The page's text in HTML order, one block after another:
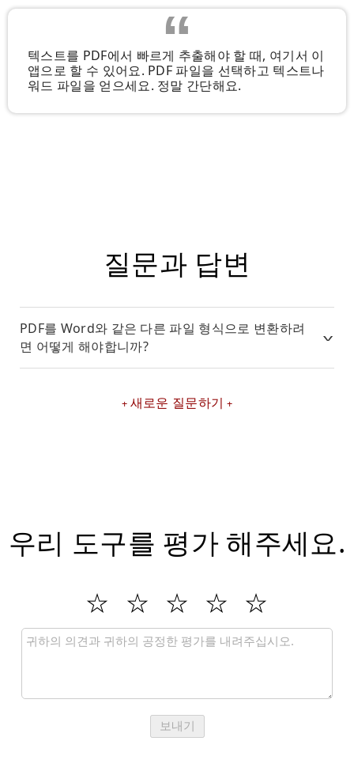
텍스트를 PDF에서 빠르게 추출해야 할 때, 여기서 이
앱으로 할 수 있어요. PDF 파일을 선택하고 텍스트나
워드 파일을 얻으세요. 정말 간단해요.
질문과 답변
PDF를 Word와 같은 다른 파일 형식으로 변환하려
면 어떻게 해야합니까?
새로운 질문하기
우리 도구를 평가 해주세요.
보내기